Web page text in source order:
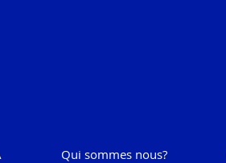
Qui sommes nous?